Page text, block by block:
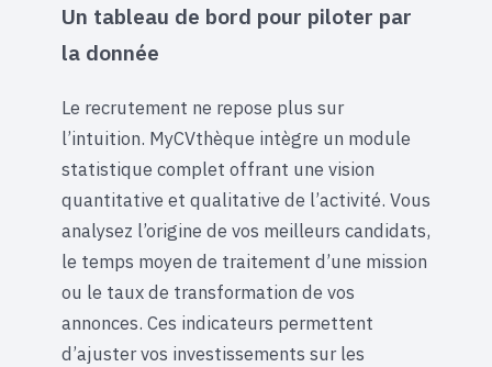
Un tableau de bord pour piloter par
la donnée
Le recrutement ne repose plus sur
l’intuition. MyCVthèque intègre un module
statistique complet offrant une vision
quantitative et qualitative de l’activité. Vous
analysez l’origine de vos meilleurs candidats,
le temps moyen de traitement d’une mission
ou le taux de transformation de vos
annonces. Ces indicateurs permettent
d’ajuster vos investissements sur les